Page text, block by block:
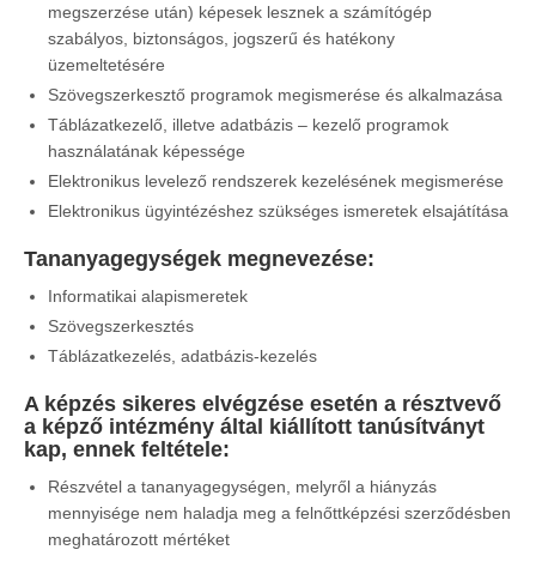
megszerzése után) képesek lesznek a számítógép
szabályos, biztonságos, jogszerű és hatékony
üzemeltetésére
Szövegszerkesztő programok megismerése és alkalmazása
Táblázatkezelő, illetve adatbázis – kezelő programok
használatának képessége
Elektronikus levelező rendszerek kezelésének megismerése
Elektronikus ügyintézéshez szükséges ismeretek elsajátítása
Tananyagegységek megnevezése:
Informatikai alapismeretek
Szövegszerkesztés
Táblázatkezelés, adatbázis-kezelés
A képzés sikeres elvégzése esetén a résztvevő
a képző intézmény által kiállított tanúsítványt
kap, ennek feltétele:
Részvétel a tananyagegységen, melyről a hiányzás
mennyisége nem haladja meg a felnőttképzési szerződésben
meghatározott mértéket